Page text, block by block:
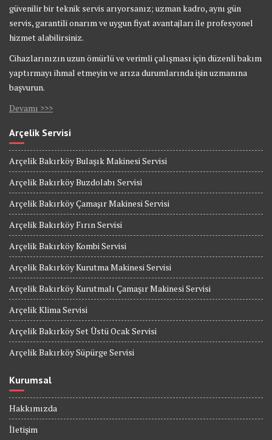
güvenilir bir teknik servis arıyorsanız; uzman kadro, aynı gün
servis, garantili onarım ve uygun fiyat avantajları ile profesyonel
hizmet alabilirsiniz.
Cihazlarınızın uzun ömürlü ve verimli çalışması için düzenli bakım
yaptırmayı ihmal etmeyin ve arıza durumlarında işin uzmanına
başvurun.
Devamı >>>
Arçelik Servisi
Arçelik Bakırköy Bulaşık Makinesi Servisi
Arçelik Bakırköy Buzdolabı Servisi
Arçelik Bakırköy Çamaşır Makinesi Servisi
Arçelik Bakırköy Fırın Servisi
Arçelik Bakırköy Kombi Servisi
Arçelik Bakırköy Kurutma Makinesi Servisi
Arçelik Bakırköy Kurutmalı Çamaşır Makinesi Servisi
Arçelik Klima Servisi
Arçelik Bakırköy Set Üstü Ocak Servisi
Arçelik Bakırköy Süpürge Servisi
Kurumsal
Hakkımızda
İletişim